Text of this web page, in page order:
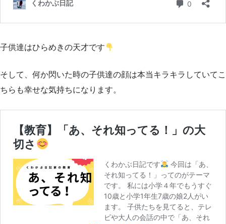
子供達はひらめきの天才です
そして、何か閃いた時の子供達の顔は本当キラキラしていてこ
ちらも幸せな気持ちになります。